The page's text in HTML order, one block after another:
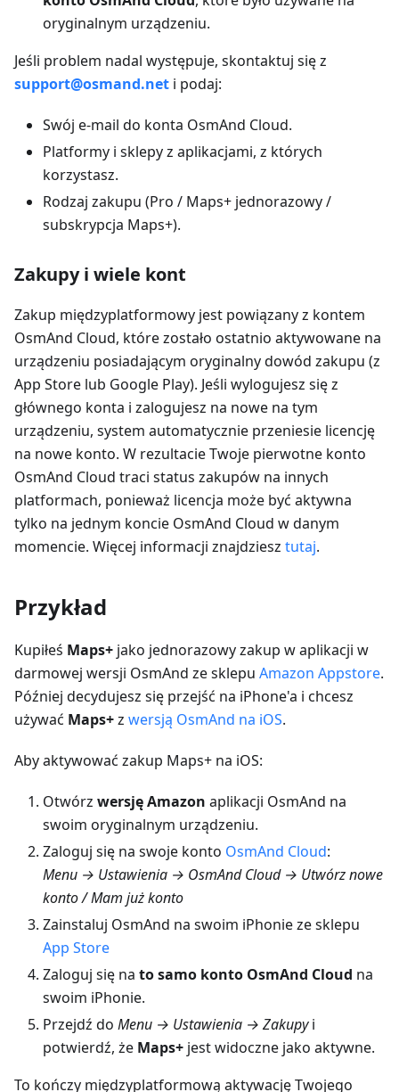
oryginalnym urządzeniu.
Jeśli problem nadal występuje, skontaktuj się z
support@osmand.net i podaj:
Swój e-mail do konta OsmAnd Cloud.
Platformy i sklepy z aplikacjami, z których
korzystasz.
Rodzaj zakupu (Pro / Maps+ jednorazowy /
subskrypcja Maps+).
Zakupy i wiele kont
Zakup międzyplatformowy jest powiązany z kontem
OsmAnd Cloud, które zostało ostatnio aktywowane na
urządzeniu posiadającym oryginalny dowód zakupu (z
App Store lub Google Play). Jeśli wylogujesz się z
głównego konta i zalogujesz na nowe na tym
urządzeniu, system automatycznie przeniesie licencję
na nowe konto. W rezultacie Twoje pierwotne konto
OsmAnd Cloud traci status zakupów na innych
platformach, ponieważ licencja może być aktywna
tylko na jednym koncie OsmAnd Cloud w danym
momencie. Więcej informacji znajdziesz tutaj.
Przykład
Kupiłeś Maps+ jako jednorazowy zakup w aplikacji w
darmowej wersji OsmAnd ze sklepu Amazon Appstore.
Później decydujesz się przejść na iPhone'a i chcesz
używać Maps+z wersją OsmAnd na iOS.
Aby aktywować zakup Maps+ na iOS:
Otwórz wersję Amazon aplikacji OsmAnd na
swoim oryginalnym urządzeniu.
Zaloguj się na swoje konto OsmAnd Cloud:
Menu → Ustawienia → OsmAnd Cloud → Utwórz nowe
konto / Mam już konto
Zainstaluj OsmAnd na swoim iPhonie ze sklepu
App Store
Zaloguj się na to samo konto OsmAnd Cloud na
swoim iPhonie.
Przejdź do Menu → Ustawienia → Zakupyi
potwierdź, że Maps+ jest widoczne jako aktywne.
To kończy międzyplatformową aktywację Twojego